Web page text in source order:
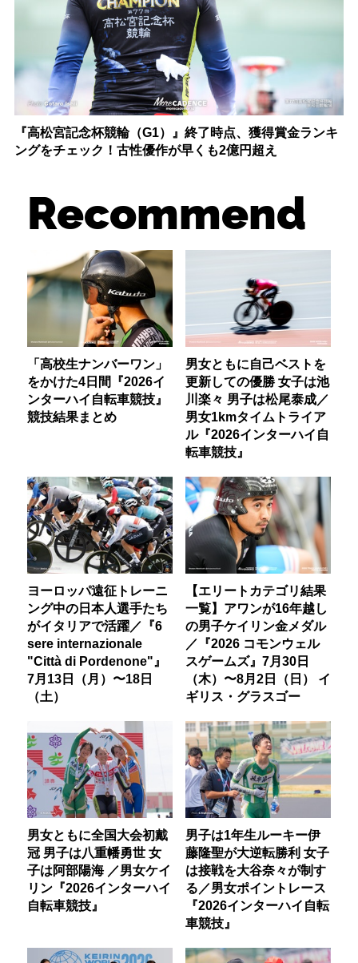
『高松宮記念杯競輪（G1）』終了時点、獲得賞金ランキ
ングをチェック！古性優作が早くも2億円超え
Recommend
「高校生ナンバーワン」
をかけた4日間『2026イ
ンターハイ自転車競技』
競技結果まとめ
男女ともに自己ベストを
更新しての優勝 女子は池
川楽々 男子は松尾泰成／
男女1kmタイムトライア
ル『2026インターハイ自
転車競技』
ヨーロッパ遠征トレーニ
ング中の日本人選手たち
がイタリアで活躍／『6
sere internazionale
"Città di Pordenone"』
7月13日（月）〜18日
（土）
【エリートカテゴリ結果
一覧】アワンが16年越し
の男子ケイリン金メダル
／『2026 コモンウェル
スゲームズ』7月30日
（木）〜8月2日（日） イ
ギリス・グラスゴー
男女ともに全国大会初戴
冠 男子は八重幡勇世 女
子は阿部陽海 ／男女ケイ
リン『2026インターハイ
自転車競技』
男子は1年生ルーキー伊
藤隆聖が大逆転勝利 女子
は接戦を大谷奈々が制す
る／男女ポイントレース
『2026インターハイ自転
車競技』